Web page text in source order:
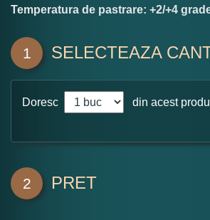
Temperatura de pastrare: +2/+4
1 SELECTEAZA
Doresc din acest
2 PRET